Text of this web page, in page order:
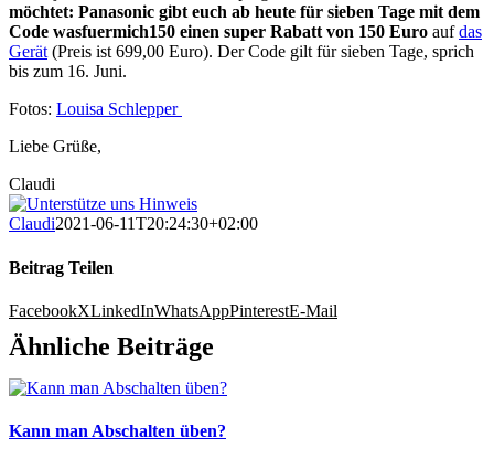
möchtet: Panasonic gibt euch ab heute für sieben Tage mit dem
Code wasfuermich150 einen super Rabatt von 150 Euro aufdas
Gerät(Preis ist 699,00 Euro). Der Code gilt für sieben Tage, sprich
bis zum 16. Juni.
Fotos: Louisa Schlepper
Liebe Grüße,
Claudi
Claudi2021-06-11T20:24:30+02:00
Beitrag Teilen
FacebookXLinkedInWhatsAppPinterestE-Mail
Ähnliche Beiträge
Kann man Abschalten üben?